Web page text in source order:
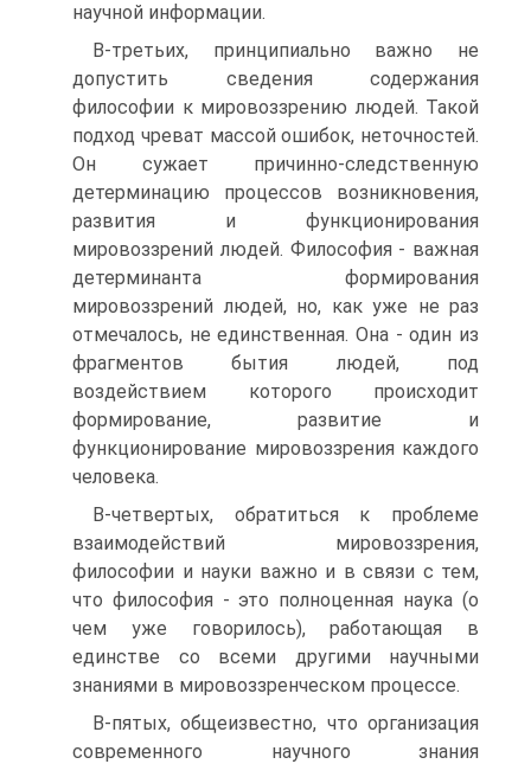
научной информации.
В-третьих, принципиально важно не
допустить сведения содержания
философии к мировоззрению людей. Такой
подход чреват массой ошибок, неточностей.
Он сужает причинно-следственную
детерминацию процессов возникновения,
развития и функционирования
мировоззрений людей. Философия - важная
детерминанта формирования
мировоззрений людей, но, как уже не раз
отмечалось, не единственная. Она - один из
фрагментов бытия людей, под
воздействием которого происходит
формирование, развитие и
функционирование мировоззрения каждого
человека.
В-четвертых, обратиться к проблеме
взаимодействий мировоззрения,
философии и науки важно и в связи с тем,
что философия - это полноценная наука (о
чем уже говорилось), работающая в
единстве со всеми другими научными
знаниями в мировоззренческом процессе.
В-пятых, общеизвестно, что организация
современного научного знания